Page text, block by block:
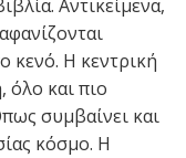
Αντικείμενα,
κενό. Η κεντρική
όλο και πιο
συμβαίνει και
κόσμο. Η